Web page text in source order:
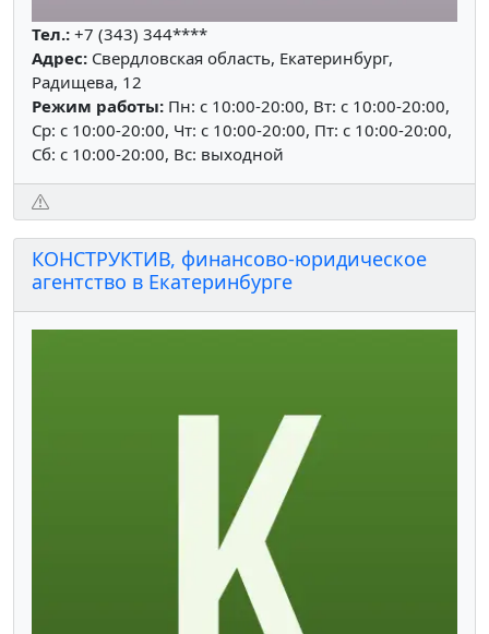
Тел.: +7 (343) 344****
Адрес: Свердловская область, Екатеринбург,
Радищева, 12
Режим работы: Пн: c 10:00-20:00, Вт: c 10:00-20:00,
Ср: c 10:00-20:00, Чт: c 10:00-20:00, Пт: c 10:00-20:00,
Сб: c 10:00-20:00, Вс: выходной
КОНСТРУКТИВ, финансово-юридическое
агентство в Екатеринбурге